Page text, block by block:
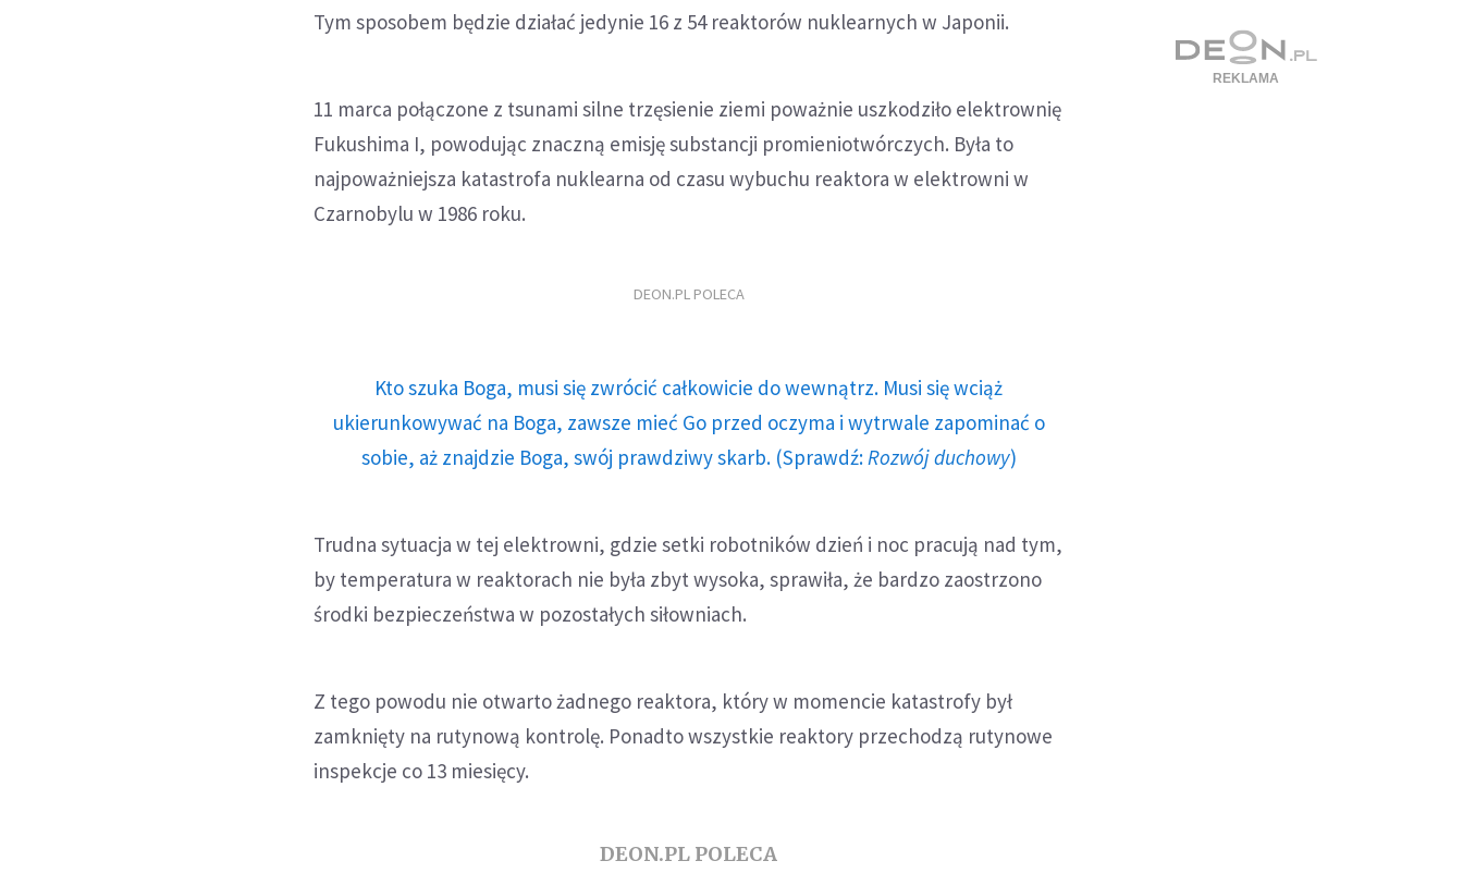
Tym sposobem będzie działać jedynie 16 z 54 reaktorów nuklearnych w Japonii.
11 marca połączone z tsunami silne trzęsienie ziemi poważnie uszkodziło elektrownię
Fukushima I, powodując znaczną emisję substancji promieniotwórczych. Była to
najpoważniejsza katastrofa nuklearna od czasu wybuchu reaktora w elektrowni w
Czarnobylu w 1986 roku.
DEON.PL POLECA
Kto szuka Boga, musi się zwrócić całkowicie do wewnątrz. Musi się wciąż
ukierunkowywać na Boga, zawsze mieć Go przed oczyma i wytrwale zapominać o
sobie, aż znajdzie Boga, swój prawdziwy skarb. (Sprawdź: Rozwój duchowy)
Trudna sytuacja w tej elektrowni, gdzie setki robotników dzień i noc pracują nad tym,
by temperatura w reaktorach nie była zbyt wysoka, sprawiła, że bardzo zaostrzono
środki bezpieczeństwa w pozostałych siłowniach.
Z tego powodu nie otwarto żadnego reaktora, który w momencie katastrofy był
zamknięty na rutynową kontrolę. Ponadto wszystkie reaktory przechodzą rutynowe
inspekcje co 13 miesięcy.
DEON.PL POLECA